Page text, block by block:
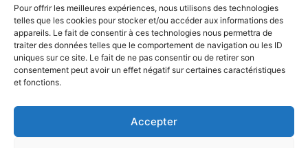
Pour offrir les meilleures expériences, nous utilisons des technologies
telles que les cookies pour stocker et/ou accéder aux informations des
appareils. Le fait de consentir à ces technologies nous permettra de
traiter des données telles que le comportement de navigation ou les ID
uniques sur ce site. Le fait de ne pas consentir ou de retirer son
consentement peut avoir un effet négatif sur certaines caractéristiques
et fonctions.
Accepter